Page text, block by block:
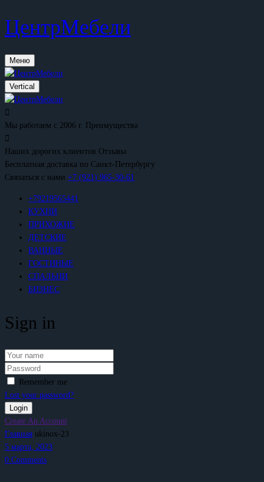
ЦентрМебели
Меню
Vertical
Мы работаем с 2006 г. Преимущества
Наших дорогих клиентов Отзывы
Бесплатная доставка по Санкт-Петербургу
Связаться с нами +7 (921) 965-30-61
+79219565441
КУХНИ
ПРИХОЖИЕ
ДЕТСКИЕ
ВАННЫЕ
ГОСТИНЫЕ
СПАЛЬНИ
БИЗНЕС
Sign in
Remember me
Lost your password?
Create An Account
Главная ukinox-23
5 марта, 2023
0 Comments